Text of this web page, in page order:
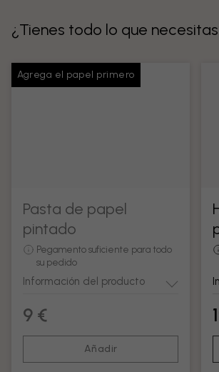
¿Tienes todo lo que
Agrega el papel primero
Pasta de papel
pintado
Pegamento suficiente para todo
su pedido
Información del producto
9 €
Añadir